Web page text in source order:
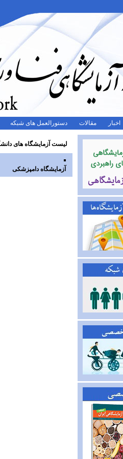
اخبار مقالات دستورالعمل های شبکه
لیست آزمایشگاه های
آزمایشگاه دامپزشکی